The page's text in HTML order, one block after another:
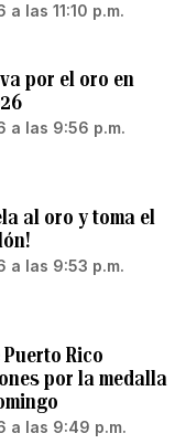
las 11:10 p.m.
por el oro en
a las 9:56 p.m.
al oro y toma el
a las 9:53 p.m.
Rico
por la medalla
a las 9:49 p.m.